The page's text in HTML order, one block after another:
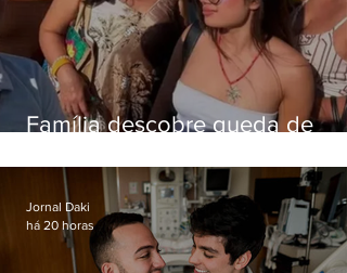
Família descobre queda de
enquanto aguardava segundo
voo
Jornal Daki
há 20 horas